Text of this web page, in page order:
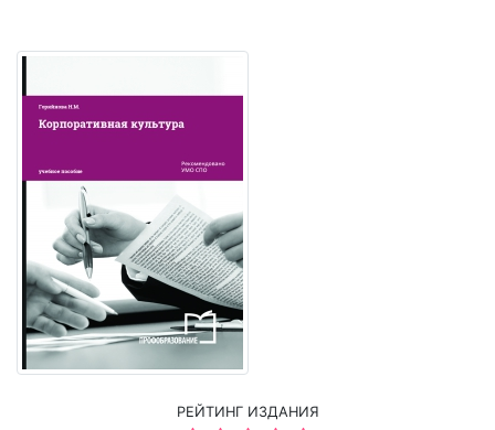
РЕЙТИНГ ИЗДАНИЯ